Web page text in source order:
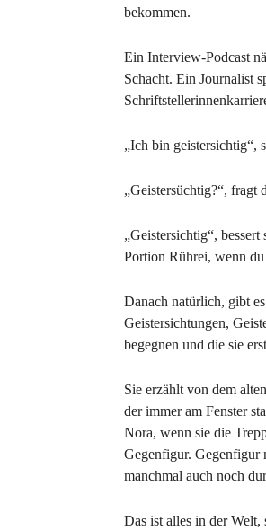
bekommen.
Ein Interview-Podcast
Schacht. Ein Journalist
„Ich bin geistersichtig“,
„Geistersüchtig?“, fragt
„Geistersichtig“,
Portion Rührei, wenn du
Danach natürlich, gibt
Geistersichtungen,
begegnen und die sie
Sie erzählt von dem
der immer am Fenster
Nora, wenn sie die
Gegenfigur. Gegenfigur
manchmal auch noch
Das ist alles in der Welt,